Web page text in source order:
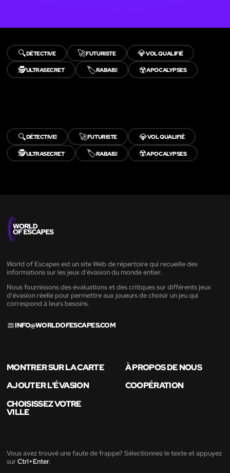
🔍DÉTECTIVE 🚀FUTURISTE 💎VOL QUALIFIÉ
🕵️ULTRASECRET 🏷️RABAIS! ☢️APOCALYPSES
🔍DÉTECTIVE! 🚀FUTURISTE 💎VOL QUALIFIÉ
🕵️ULTRASECRET 🏷️RABAIS! ☢️APOCALYPSES
World of Escapes est un site Web de répertoire qui recueille des
informations sur les jeux d'évasion du monde entier.
Nous fournissons des évaluations et des critiques sur différents jeux
d'évasion réelle pour permettre aux joueurs de choisir un jeu qui
correspond à leurs besoins.
INFO@WORLDOFESCAPES.COM
MONTRER SUR LA CARTE
À PROPOS DE NOUS
AJOUTER L'ÉVASION
COOPÉRATION
CHOISISSEZ VOTRE
VILLE
Vous avez trouvé une faute de frappe? Sélectionnez le texte et appuyez
surCtrl+Enter.